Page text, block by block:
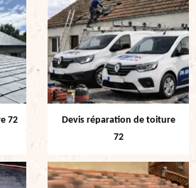
72
Devis réparation de toiture
72